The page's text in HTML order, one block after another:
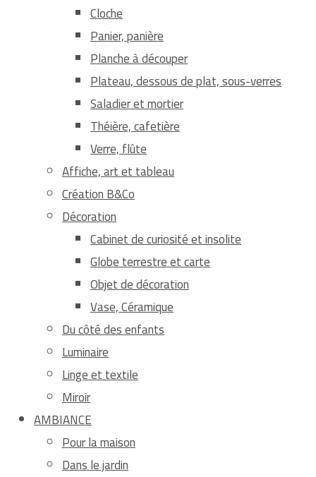
Cloche
Panier, panière
Planche à découper
Plateau, dessous de plat, sous-verres
Saladier et mortier
Théière, cafetière
Verre, flûte
Affiche, art et tableau
Création B&Co
Décoration
Cabinet de curiosité et insolite
Globe terrestre et carte
Objet de décoration
Vase, Céramique
Du côté des enfants
Luminaire
Linge et textile
Miroir
AMBIANCE
Pour la maison
Dans le jardin